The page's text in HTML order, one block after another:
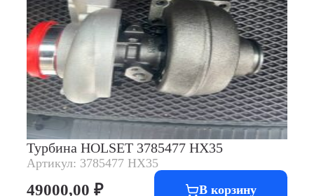
Турбина HOLSET 3785477 HX35
Артикул: 3785477 HX35
49000,00₽ В корзину